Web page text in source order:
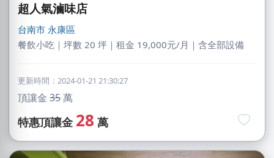
超人氣滷味店
台南市 永康區
餐飲小吃｜坪數 20 坪｜租金 19,000元/月｜含全部設備
更新時間：2024-01-21 21:30:27
頂讓金 35萬
特惠頂讓金 28 萬